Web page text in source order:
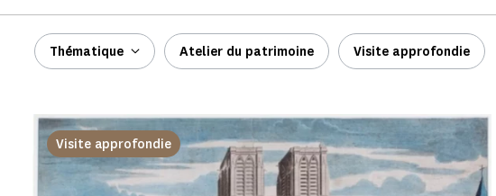
Thématique Atelier du patrimoine Visite approfondie
Visite approfondie